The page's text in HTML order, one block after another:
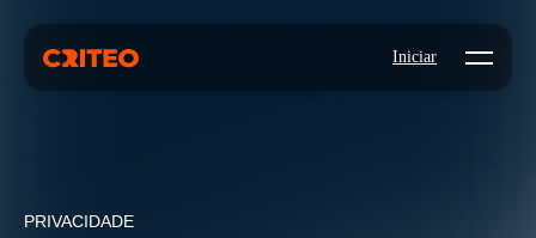
Iniciar Open
PRIVACIDADE